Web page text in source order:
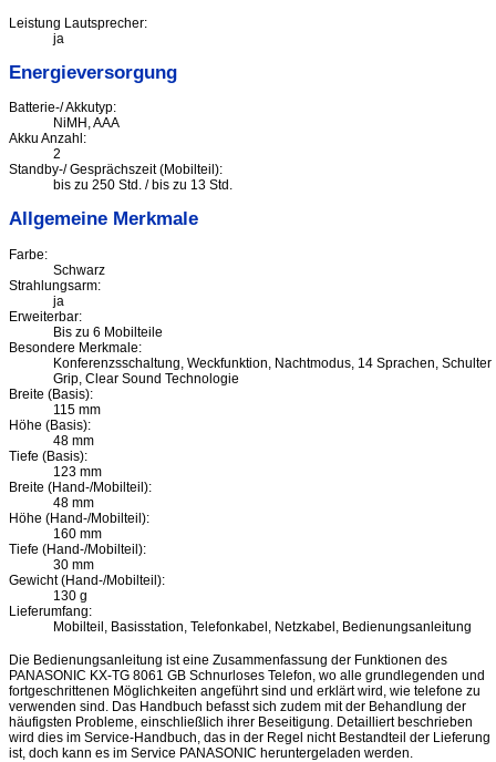
Leistung Lautsprecher:
ja
Energieversorgung
Batterie-/ Akkutyp:
NiMH, AAA
Akku Anzahl:
2
Standby-/ Gesprächszeit (Mobilteil):
bis zu 250 Std. / bis zu 13 Std.
Allgemeine Merkmale
Farbe:
Schwarz
Strahlungsarm:
ja
Erweiterbar:
Bis zu 6 Mobilteile
Besondere Merkmale:
Konferenzsschaltung, Weckfunktion, Nachtmodus, 14 Sprachen, Schulter
Grip, Clear Sound Technologie
Breite (Basis):
115 mm
Höhe (Basis):
48 mm
Tiefe (Basis):
123 mm
Breite (Hand-/Mobilteil):
48 mm
Höhe (Hand-/Mobilteil):
160 mm
Tiefe (Hand-/Mobilteil):
30 mm
Gewicht (Hand-/Mobilteil):
130 g
Lieferumfang:
Mobilteil, Basisstation, Telefonkabel, Netzkabel, Bedienungsanleitung
Die Bedienungsanleitung ist eine Zusammenfassung der Funktionen des
PANASONIC KX-TG 8061 GB Schnurloses Telefon, wo alle grundlegenden und
fortgeschrittenen Möglichkeiten angeführt sind und erklärt wird, wie telefone zu
verwenden sind. Das Handbuch befasst sich zudem mit der Behandlung der
häufigsten Probleme, einschließlich ihrer Beseitigung. Detailliert beschrieben
wird dies im Service-Handbuch, das in der Regel nicht Bestandteil der Lieferung
ist, doch kann es im Service PANASONIC heruntergeladen werden.